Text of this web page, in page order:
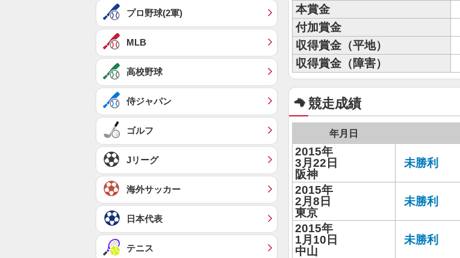
本賞金
付加賞金
収得賞金（平地）
収得賞金（障害）
競走成績
年月日
2015年
3月22日
阪神
未勝利
2015年
2月8日
東京
未勝利
2015年
1月10日
中山
未勝利
プロ野球(2軍)
MLB
高校野球
侍ジャパン
ゴルフ
Jリーグ
海外サッカー
日本代表
テニス